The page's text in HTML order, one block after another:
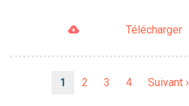
Télécharger
Page
1 Page
2 Page
3 Page
4
Page
Suivant ›